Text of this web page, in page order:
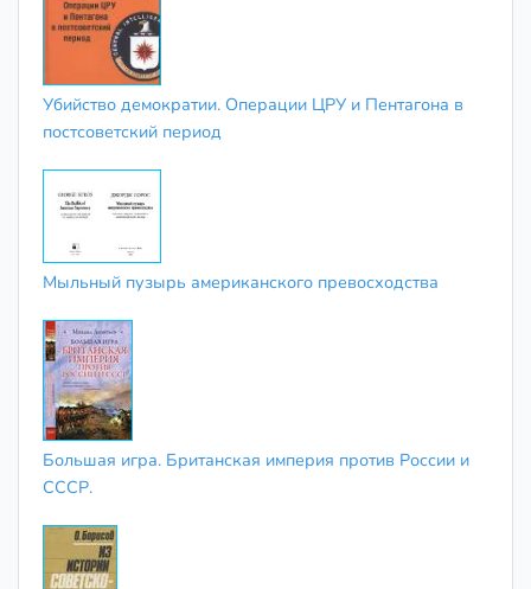
Убийство демократии. Операции ЦРУ и Пентагона в
постсоветский период
Мыльный пузырь американского превосходства
Большая игра. Британская империя против России и
СССР.